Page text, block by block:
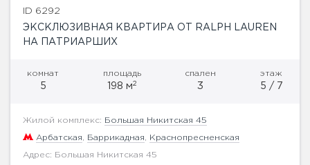
ID 6292
ЭКСКЛЮЗИВНАЯ КВАРТИРА ОТ RALPH LAUREN
НА ПАТРИАРШИХ
комнат
5
площадь
198 м2
спален
3
этаж
5 / 7
Жилой комплекс: Большая Никитская 45
Арбатская Баррикадная Краснопресненская
Адрес: Большая Никитская 45